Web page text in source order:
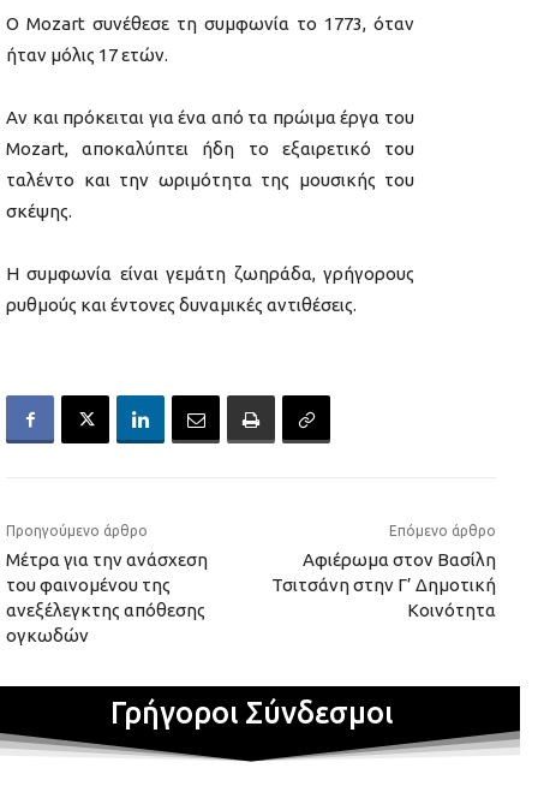
Ο Mozart συνέθεσε τη συμφωνία το 1773, όταν
ήταν μόλις 17 ετών.
Αν και πρόκειται για ένα από τα πρώιμα έργα του
Mozart, αποκαλύπτει ήδη το εξαιρετικό του
ταλέντο και την ωριμότητα της μουσικής του
σκέψης.
Η συμφωνία είναι γεμάτη ζωηράδα, γρήγορους
ρυθμούς και έντονες δυναμικές αντιθέσεις.
Προηγούμενο άρθρο
Μέτρα για την ανάσχεση
του φαινομένου της
ανεξέλεγκτης απόθεσης
ογκωδών
Επόμενο άρθρο
Αφιέρωμα στον Βασίλη
Τσιτσάνη στην Γ’ Δημοτική
Κοινότητα
Γρήγοροι Σύνδεσμοι